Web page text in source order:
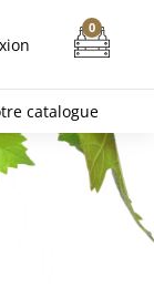
catalogue